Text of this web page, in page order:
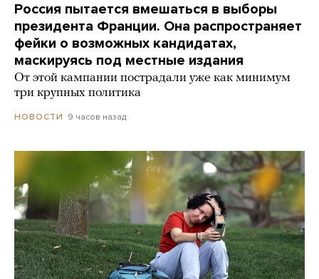
Россия пытается вмешаться в выборы
президента Франции. Она распространяет
фейки о возможных кандидатах,
маскируясь под местные издания
От этой кампании пострадали уже как минимум
три крупных политика
НОВОСТИ 9 часов назад